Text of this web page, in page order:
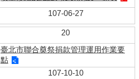
107-06-27
20
臺北市聯合奠祭捐款管理運用作業要
點
107-10-10